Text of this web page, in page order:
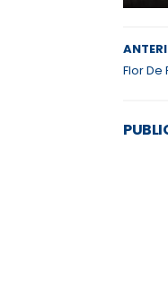
Flor De